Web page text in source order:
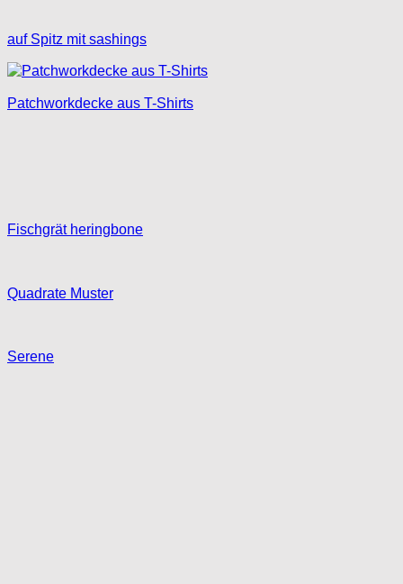
auf Spitz mit sashings
Patchworkdecke aus T-Shirts
Fischgrät heringbone
Quadrate Muster
Serene